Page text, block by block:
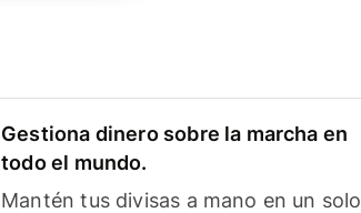
Gestiona dinero sobre la marcha en
todo el mundo.
Mantén tus divisas a mano en un solo